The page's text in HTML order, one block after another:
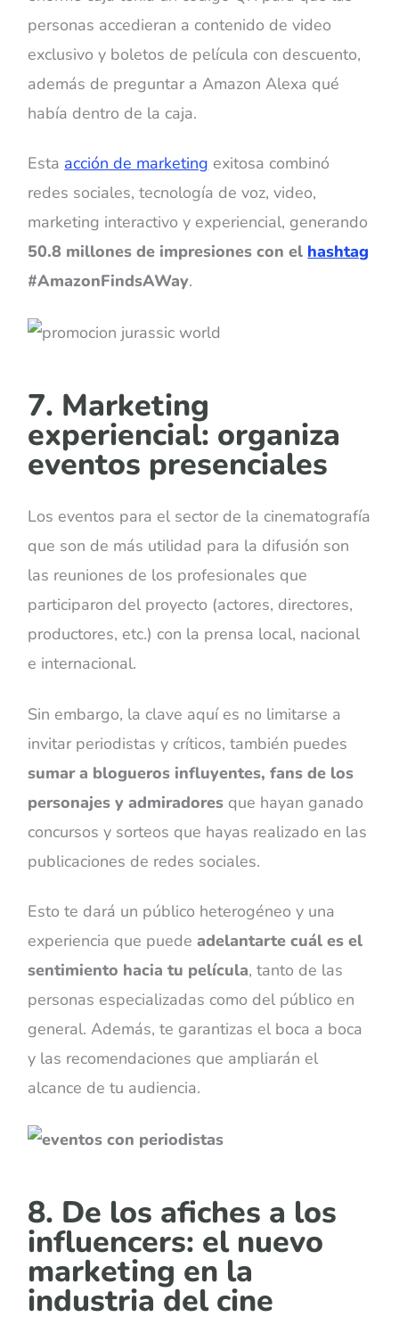
personas accedieran a contenido de video
exclusivo y boletos de película con descuento,
además de preguntar a Amazon Alexa qué
había dentro de la caja.
Esta acción de marketing exitosa combinó
redes sociales, tecnología de voz, video,
marketing interactivo y experiencial, generando
50.8 millones de impresiones con el hashtag
#AmazonFindsAWay.
7. Marketing
experiencial: organiza
eventos presenciales
Los eventos para el sector de la cinematografía
que son de más utilidad para la difusión son
las reuniones de los profesionales que
participaron del proyecto (actores, directores,
productores, etc.) con la prensa local, nacional
e internacional.
Sin embargo, la clave aquí es no limitarse a
invitar periodistas y críticos, también puedes
sumar a blogueros influyentes, fans de los
personajes y admiradores que hayan ganado
concursos y sorteos que hayas realizado en las
publicaciones de redes sociales.
Esto te dará un público heterogéneo y una
experiencia que puedeadelantarte cuál es el
sentimiento hacia tu película, tanto de las
personas especializadas como del público en
general. Además, te garantizas el boca a boca
y las recomendaciones que ampliarán el
alcance de tu audiencia.
8. De los afiches a los
influencers: el nuevo
marketing en la
industria del cine